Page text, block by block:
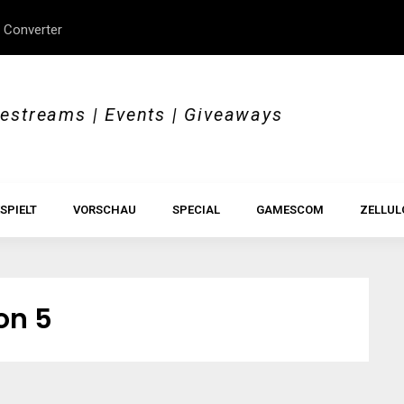
ConverterBeyond Borders
| Events | Giveaways
VORSCHAU SPECIAL GAMESCOM
5